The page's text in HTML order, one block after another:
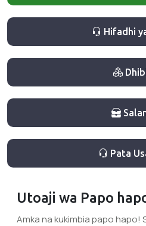
Hifadhi
Pata
Utoaji wa Papo
Amka na kukimbia papo hapo!